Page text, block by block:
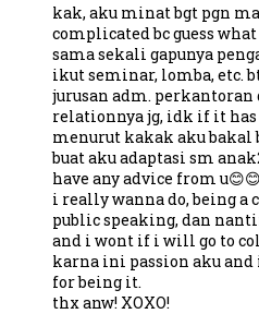
kak, aku minat bgt pgn
complicated bc guess
sama sekali gapunya
ikut seminar, lomba, etc.
jurusan adm. perkantoran
relationnya jg, idk if it has
menurut kakak aku bakal
buat aku adaptasi sm
have any advice from
i really wanna do, being a
public speaking, dan
and i wont if i will go to
karna ini passion aku
for being it.
thx anw! XOXO!